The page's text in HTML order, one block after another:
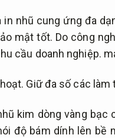
in nhũ cung ứng đa
mật tốt. Do công
cầu doanh nghiệp.
Giữ đa số các làm
kim dòng vàng
độ bám dính lên bề